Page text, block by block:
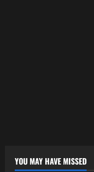
YOU MAY HAVE MISSED